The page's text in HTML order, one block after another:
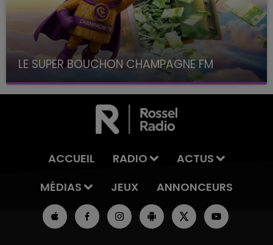
LE SUPER BOUCHON CHAMPAGNE FM
avec La Famille Champagne FM, à 8H10
ACCUEIL RADIO
ACTUS
MÉDIAS
JEUX ANNONCEURS